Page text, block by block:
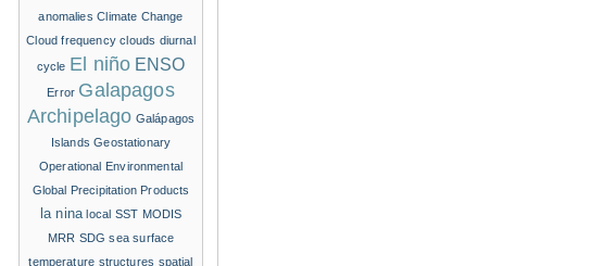
anomalies Climate Change
Cloud frequency clouds diurnal
cycle El niño ENSO
Error Galapagos
Archipelago Galápagos
Islands Geostationary
Operational Environmental
Global Precipitation Products
la nina local SST MODIS
MRR SDG sea surface
temperature structures spatial